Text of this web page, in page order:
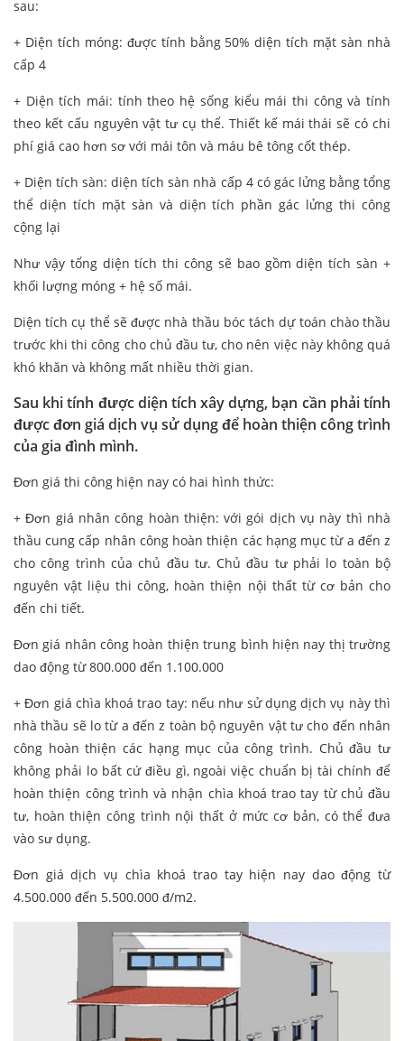
sau:
+ Diện tích móng: được tính bằng 50% diện tích mặt sàn nhà
cấp 4
+ Diện tích mái: tính theo hệ sống kiểu mái thi công và tính
theo kết cấu nguyên vật tư cụ thể. Thiết kế mái thái sẽ có chi
phí giá cao hơn sơ với mái tôn và máu bê tông cốt thép.
+ Diện tích sàn: diện tích sàn nhà cấp 4 có gác lửng bằng tổng
thể diện tích mặt sàn và diện tích phần gác lửng thi công
cộng lại
Như vậy tổng diện tích thi công sẽ bao gồm diện tích sàn +
khối lượng móng + hệ số mái.
Diện tích cụ thể sẽ được nhà thầu bóc tách dự toán chào thầu
trước khi thi công cho chủ đầu tư, cho nên việc này không quá
khó khăn và không mất nhiều thời gian.
Sau khi tính được diện tích xây dựng, bạn cần phải tính
được đơn giá dịch vụ sử dụng để hoàn thiện công trình
của gia đình mình.
Đơn giá thi công hiện nay có hai hình thức:
+ Đơn giá nhân công hoàn thiện: với gói dịch vụ này thì nhà
thầu cung cấp nhân công hoàn thiện các hạng mục từ a đến z
cho công trình của chủ đầu tư. Chủ đầu tư phải lo toàn bộ
nguyên vật liệu thi công, hoàn thiện nội thất từ cơ bản cho
đến chi tiết.
Đơn giá nhân công hoàn thiện trung bình hiện nay thị trường
dao động từ 800.000 đến 1.100.000
+ Đơn giá chìa khoá trao tay: nếu như sử dụng dịch vụ này thì
nhà thầu sẽ lo từ a đến z toàn bộ nguyên vật tư cho đến nhân
công hoàn thiện các hạng mục của công trình. Chủ đầu tư
không phải lo bất cứ điều gì, ngoài việc chuẩn bị tài chính để
hoàn thiện công trình và nhận chìa khoá trao tay từ chủ đầu
tư, hoàn thiện công trình nội thất ở mức cơ bản, có thể đưa
vào sư dụng.
Đơn giá dịch vụ chìa khoá trao tay hiện nay dao động từ
4.500.000 đến 5.500.000 đ/m2.